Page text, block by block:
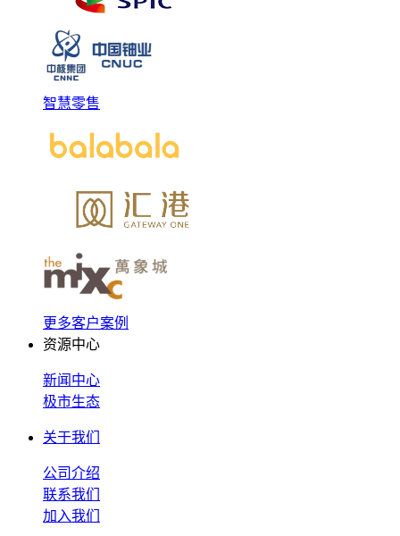
智慧零售
更多客户案例
资源中心
新闻中心
极市生态
关于我们
公司介绍
联系我们
加入我们